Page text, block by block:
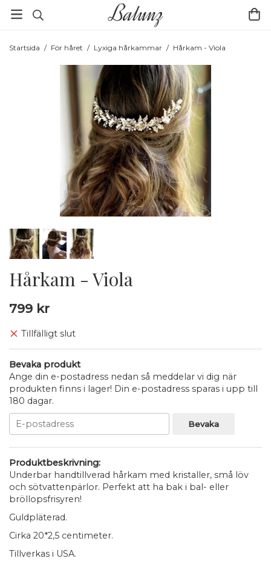
Startsida / För håret / Lyxiga hårkammar / Hårkam - Viola
Hårkam - Viola
799 kr
Tillfälligt slut
Bevaka produkt
Ange din e-postadress nedan så meddelar vi dig när
produkten finns i lager! Din e-postadress sparas i upp till
180 dagar.
Bevaka
Produktbeskrivning:
Underbar handtillverad hårkam med kristaller, små löv
och sötvattenpärlor. Perfekt att ha bak i bal- eller
bröllopsfrisyren!
Guldpläterad.
Cirka 20*2,5 centimeter.
Tillverkas i USA.